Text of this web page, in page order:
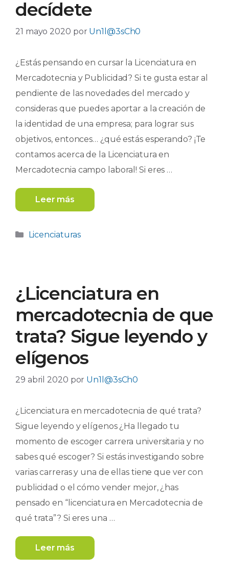
decídete
21 mayo 2020 por Un1l@3sCh0
¿Estás pensando en cursar la Licenciatura en
Mercadotecnia y Publicidad? Si te gusta estar al
pendiente de las novedades del mercado y
consideras que puedes aportar a la creación de
la identidad de una empresa; para lograr sus
objetivos, entonces… ¿qué estás esperando? ¡Te
contamos acerca de la Licenciatura en
Mercadotecnia campo laboral! Si eres …
Leer más
Categorías
Licenciaturas
¿Licenciatura en
mercadotecnia de que
trata? Sigue leyendo y
elígenos
29 abril 2020 por Un1l@3sCh0
¿Licenciatura en mercadotecnia de qué trata?
Sigue leyendo y elígenos ¿Ha llegado tu
momento de escoger carrera universitaria y no
sabes qué escoger? Si estás investigando sobre
varias carreras y una de ellas tiene que ver con
publicidad o el cómo vender mejor, ¿has
pensado en “licenciatura en Mercadotecnia de
qué trata”? Si eres una …
Leer más